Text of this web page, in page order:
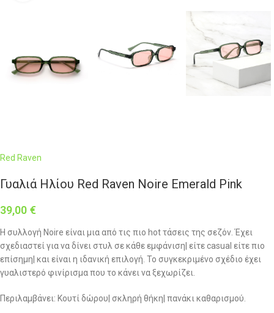
Red Raven
Γυαλιά Ηλίου Red Raven Noire Emerald Pink
39,00 €
Η συλλογή Noire είναι μια από τις πιο hot τάσεις της σεζόν. Έχει
σχεδιαστεί για να δίνει στυλ σε κάθε εμφάνιση| είτε casual είτε πιο
επίσημη| και είναι η ιδανική επιλογή. Το συγκεκριμένο σχέδιο έχει
γυαλιστερό φινίρισμα που το κάνει να ξεχωρίζει.
Περιλαμβάνει: Κουτί δώρου| σκληρή θήκη| πανάκι καθαρισμού.